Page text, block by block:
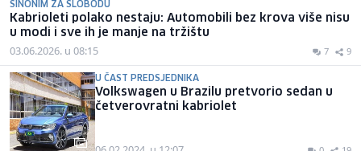
SINONIM ZA SLOBODU
Kabrioleti polako nestaju: Automobili bez krova više nisu
u modi i sve ih je manje na tržištu
03.06.2026. u 08:15 7 9
U ČAST PREDSJEDNIKA
Volkswagen u Brazilu pretvorio sedan u
četverovratni kabriolet